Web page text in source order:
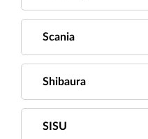
Scania
Shibaura
SISU